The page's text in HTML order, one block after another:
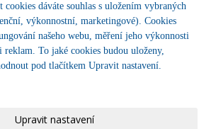
dáváte souhlas s uložením vybraných
výkonnostní, marketingové). Cookies
našeho webu, měření jeho výkonnosti
reklam. To jaké cookies budou uloženy,
pod tlačítkem Upravit nastavení.
Upravit nastavení